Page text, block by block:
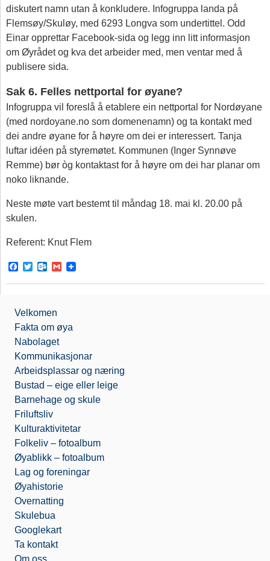
diskutert namn utan å konkludere. Infogruppa landa på
Flemsøy/Skuløy, med 6293 Longva som undertittel. Odd
Einar opprettar Facebook-sida og legg inn litt informasjon
om Øyrådet og kva det arbeider med, men ventar med å
publisere sida.
Sak 6. Felles nettportal for øyane?
Infogruppa vil foreslå å etablere ein nettportal for Nordøyane
(med nordoyane.no som domenenamn) og ta kontakt med
dei andre øyane for å høyre om dei er interessert. Tanja
luftar idéen på styremøtet. Kommunen (Inger Synnøve
Remme) bør òg kontaktast for å høyre om dei har planar om
noko liknande.
Neste møte vart bestemt til måndag 18. mai kl. 20.00 på
skulen.
Referent: Knut Flem
F
c
o
o
k
T
i
e
r
O
t
o
k
.
c
o
m
G
a
Velkomen
Fakta om øya
Nabolaget
Kommunikasjonar
Arbeidsplassar og næring
Bustad – eige eller leige
Barnehage og skule
Friluftsliv
Kulturaktivitetar
Folkeliv – fotoalbum
Øyablikk – fotoalbum
Lag og foreningar
Øyahistorie
Overnatting
Skulebua
Googlekart
Ta kontakt